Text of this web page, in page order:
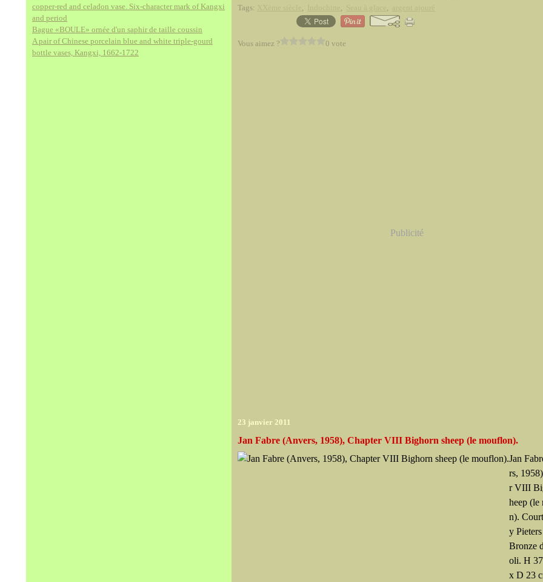
copper-red and celadon vase. Six-character mark of Kangxi
and period
Bague «BOULE» ornée d'un saphir de taille coussin
A pair of Chinese porcelain blue and white triple-gourd
bottle vases, Kangxi, 1662-1722
Tags:
, , ,
Vous aimez ? 0 vote
Publicité
23 janvier 2011
Jan Fabre (Anvers, 1958), Chapter VIII Bighorn sheep (le mouflon).
Jan
rs,
r VIII
heep (le
n).
y
Bronze
oli. H
x D 23